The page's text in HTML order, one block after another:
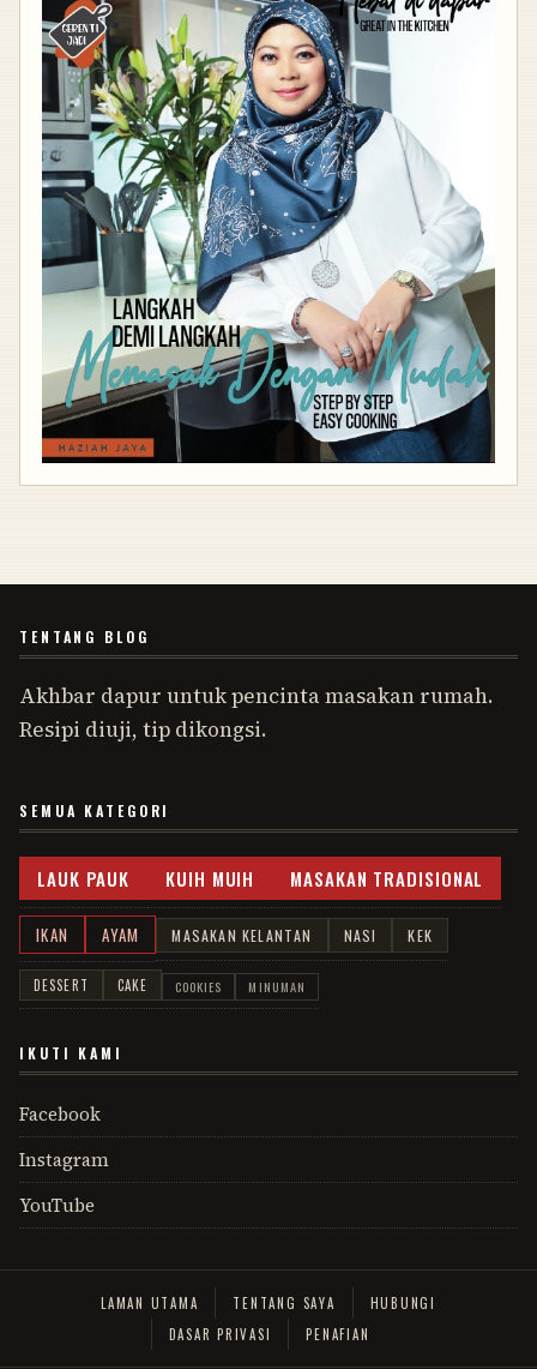
TENTANG BLOG
Akhbar dapur untuk pencinta masakan rumah.
Resipi diuji, tip dikongsi.
SEMUA KATEGORI
LAUK PAUK KUIH MUIH MASAKAN TRADISIONAL
IKAN AYAM MASAKAN KELANTAN NASI KEK
DESSERT CAKE COOKIES MINUMAN
IKUTI KAMI
Facebook
Instagram
YouTube
LAMAN UTAMA TENTANG SAYA
HUBUNGI
DASAR PRIVASI
PENAFIAN